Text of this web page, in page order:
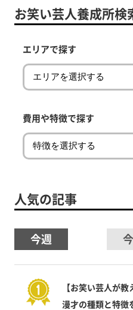
お笑い芸人養成所検
エリアで探す
費用や特徴で探す
人気の記事
今週
【お笑い芸人が
漫才の種類と特徴